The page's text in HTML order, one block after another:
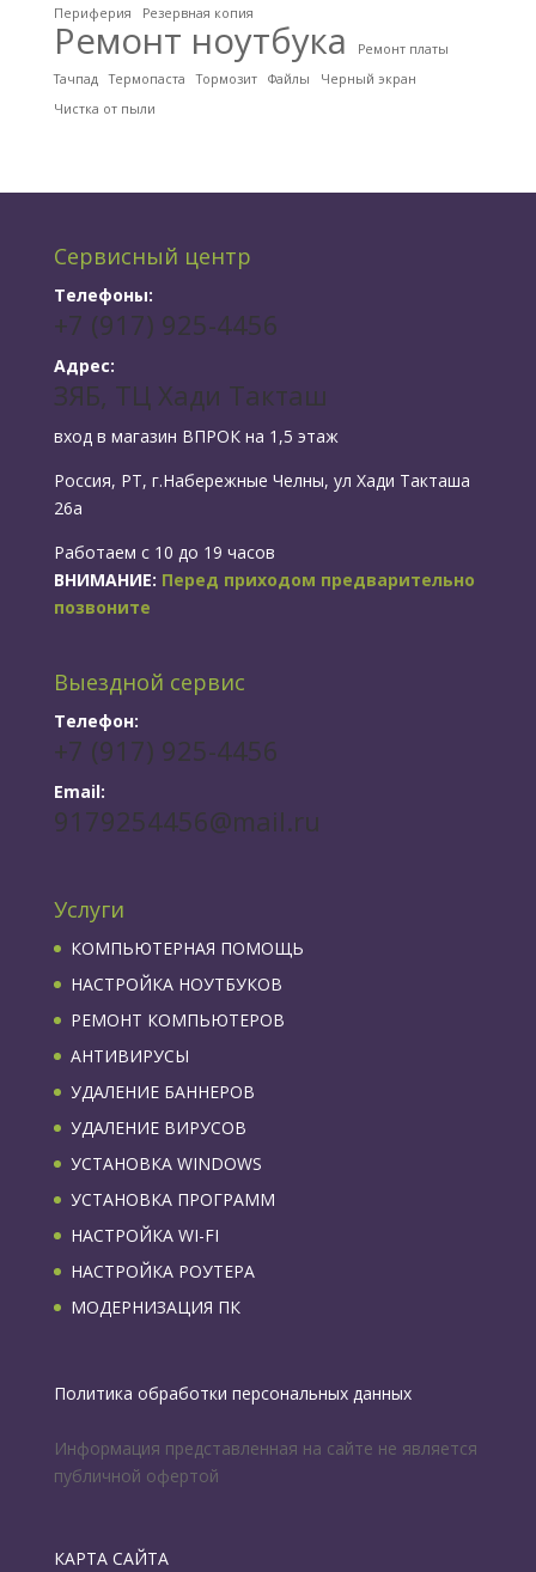
Периферия
Резервная копия
Ремонт ноутбука
Ремонт платы
Тачпад
Термопаста Тормозит Файлы
Черный экран
Чистка от пыли
Сервисный центр
Телефоны:
+7 (917) 925-4456
Адрес:
ЗЯБ, ТЦ Хади Такташ
вход в магазин ВПРОК на 1,5 этаж
Россия, РТ, г.Набережные Челны, ул Хади Такташа
26а
Работаем с 10 до 19 часов
ВНИМАНИЕ: Перед приходом предварительно
позвоните
Выездной сервис
Телефон:
+7 (917) 925-4456
Email:
9179254456@mail.ru
Услуги
КОМПЬЮТЕРНАЯ ПОМОЩЬ
НАСТРОЙКА НОУТБУКОВ
РЕМОНТ КОМПЬЮТЕРОВ
АНТИВИРУСЫ
УДАЛЕНИЕ БАННЕРОВ
УДАЛЕНИЕ ВИРУСОВ
УСТАНОВКА WINDOWS
УСТАНОВКА ПРОГРАММ
НАСТРОЙКА WI-FI
НАСТРОЙКА РОУТЕРА
МОДЕРНИЗАЦИЯ ПК
Политика обработки персональных данных
Информация представленная на сайте не является
публичной офертой
КАРТА САЙТА